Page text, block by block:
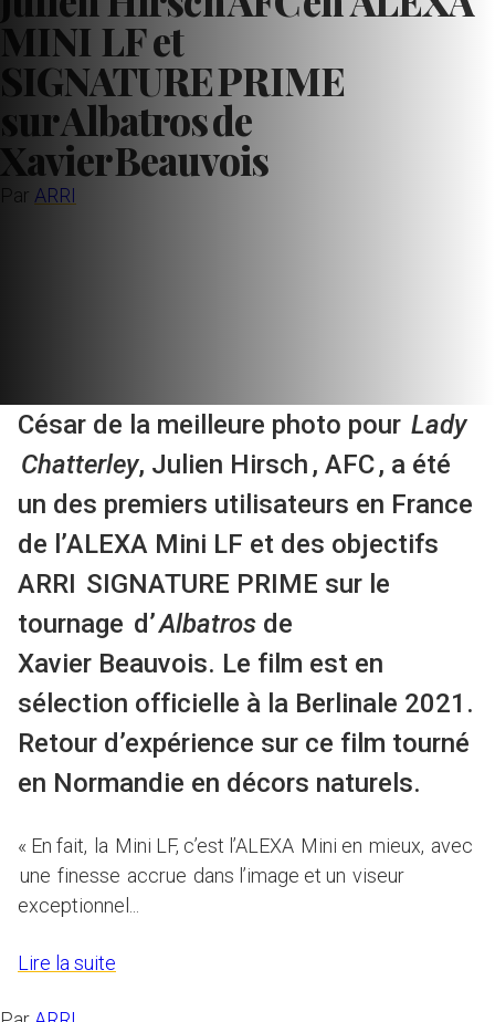
MINI LF et
SIGNATURE PRIME
sur Albatros de
Xavier Beauvois
Par ARRI
César de la meilleure photo pour Lady
Chatterley, Julien Hirsch , AFC , a été
un des premiers utilisateurs en France
de l’ALEXA Mini LF et des objectifs
ARRI SIGNATURE PRIME sur le
tournage d’Albatros de
Xavier Beauvois. Le film est en
sélection officielle à la Berlinale 2021.
Retour d’expérience sur ce film tourné
en Normandie en décors naturels.
« En fait, la Mini LF, c’est l’ALEXA Mini en mieux, avec
une finesse accrue dans l’image et un viseur
exceptionnel.
Lire la suite